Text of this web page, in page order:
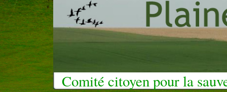
Comité citoyen pour la